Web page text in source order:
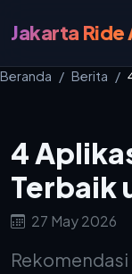
Jakarta Ride
Beranda Berita
4
Terbaik
27 May 2026